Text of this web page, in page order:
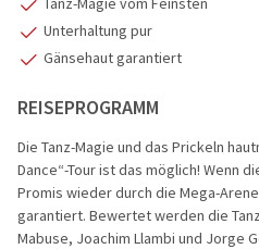
Unterhaltung pur
Gänsehaut garantiert
REISEPROGRAMM
Die Tanz-Magie und das Prickeln
Dance“-Tour ist das möglich! Wenn
Promis wieder durch die Mega-
garantiert. Bewertet werden die
Mabuse, Joachim Llambi und Jorge